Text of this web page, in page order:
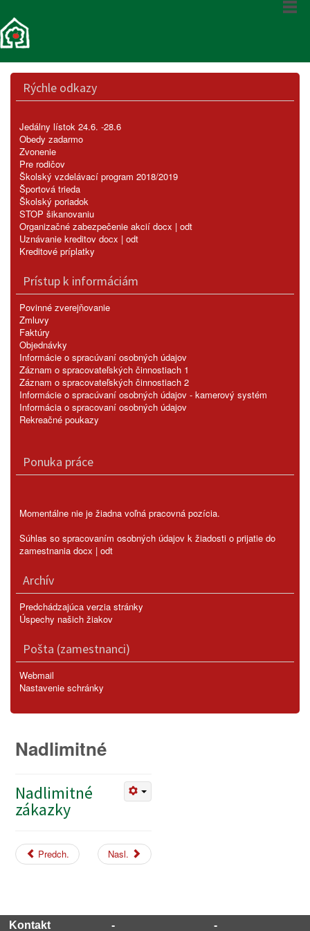
Rýchle odkazy
Jedálny lístok 24.6. -28.6
Obedy zadarmo
Zvonenie
Pre rodičov
Školský vzdelávací program 2018/2019
Športová trieda
Školský poriadok
STOP šikanovaniu
Organizačné zabezpečenie akcií docx | odt
Uznávanie kreditov docx | odt
Kreditové príplatky
Prístup k informáciám
Povinné zverejňovanie
Zmluvy
Faktúry
Objednávky
Informácie o spracúvaní osobných údajov
Záznam o spracovateľských činnostiach 1
Záznam o spracovateľských činnostiach 2
Informácie o spracúvaní osobných údajov - kamerový systém
Informácia o spracovaní osobných údajov
Rekreačné poukazy
Ponuka práce
Momentálne nie je žiadna voľná pracovná pozícia.
Súhlas so spracovaním osobných údajov k žiadosti o prijatie do
zamestnania docx | odt
Archív
Predchádzajúca verzia stránky
Úspechy našich žiakov
Pošta (zamestnanci)
Webmail
Nastavenie schránky
Nadlimitné
Nadlimitné
zákazky
Predch. Nasl.
Kontakt - -